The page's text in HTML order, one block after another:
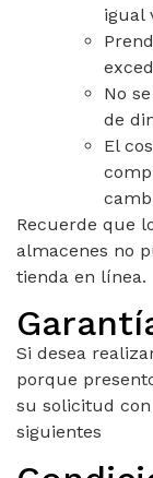
igual
No
de
El
Recuerde que
almacenes no
tienda en línea.
Si desea
porque
su solicitud
siguientes